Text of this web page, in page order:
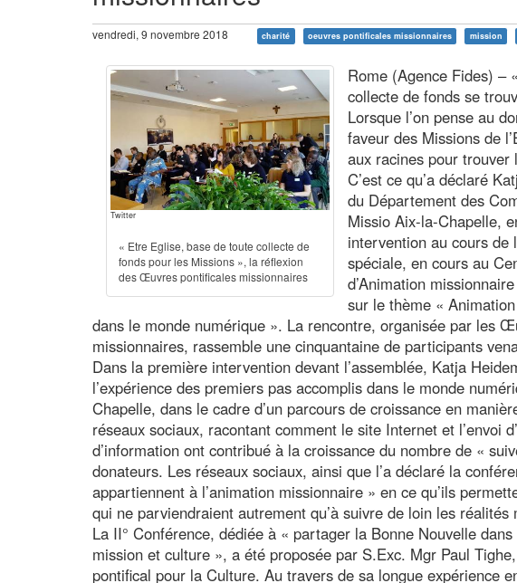
vendredi, 9 novembre 2018 charité oeuvres pontificales missionnaires mission
Twitter
« Etre Eglise, base de toute collecte de
fonds pour les Missions », la réflexion
des Œuvres pontificales missionnaires
Rome (Agence Fides) –
collecte de fonds se
Lorsque l’on pense au
faveur des Missions de
aux racines pour
C’est ce qu’a déclaré
du Département des
Missio Aix-la-Chapelle,
intervention au cours de
spéciale, en cours au
d’Animation
sur le thème «
dans le monde numérique ». La rencontre, organisée par les
missionnaires, rassemble une cinquantaine de participants
Dans la première intervention devant l’assemblée, Katja
l’expérience des premiers pas accomplis dans le monde
Chapelle, dans le cadre d’un parcours de croissance en
réseaux sociaux, racontant comment le site Internet et l’envoi
d’information ont contribué à la croissance du nombre de «
donateurs. Les réseaux sociaux, ainsi que l’a déclaré la
appartiennent à l’animation missionnaire » en ce qu’ils
qui ne parviendraient autrement qu’à suivre de loin les réalités
La II° Conférence, dédiée à « partager la Bonne Nouvelle
mission et culture », a été proposée par S.Exc. Mgr Paul
pontifical pour la Culture. Au travers de sa longue expérience